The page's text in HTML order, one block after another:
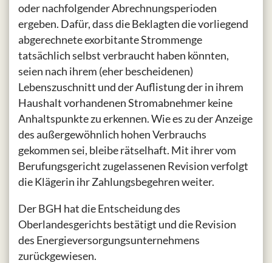
oder nachfolgender Abrechnungsperioden
ergeben. Dafür, dass die Beklagten die vorliegend
abgerechnete exorbitante Strommenge
tatsächlich selbst verbraucht haben könnten,
seien nach ihrem (eher bescheidenen)
Lebenszuschnitt und der Auflistung der in ihrem
Haushalt vorhandenen Stromabnehmer keine
Anhaltspunkte zu erkennen. Wie es zu der Anzeige
des außergewöhnlich hohen Verbrauchs
gekommen sei, bleibe rätselhaft. Mit ihrer vom
Berufungsgericht zugelassenen Revision verfolgt
die Klägerin ihr Zahlungsbegehren weiter.
Der BGH hat die Entscheidung des
Oberlandesgerichts bestätigt und die Revision
des Energieversorgungsunternehmens
zurückgewiesen.